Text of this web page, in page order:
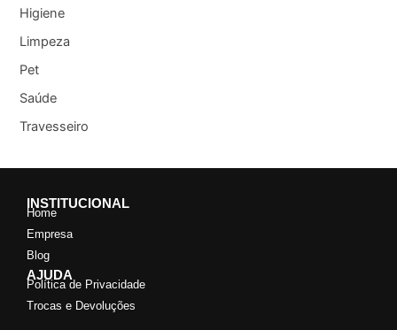
Higiene
Limpeza
Pet
Saúde
Travesseiro
INSTITUCIONAL
Home
Empresa
Blog
AJUDA
Política de Privacidade
Trocas e Devoluções